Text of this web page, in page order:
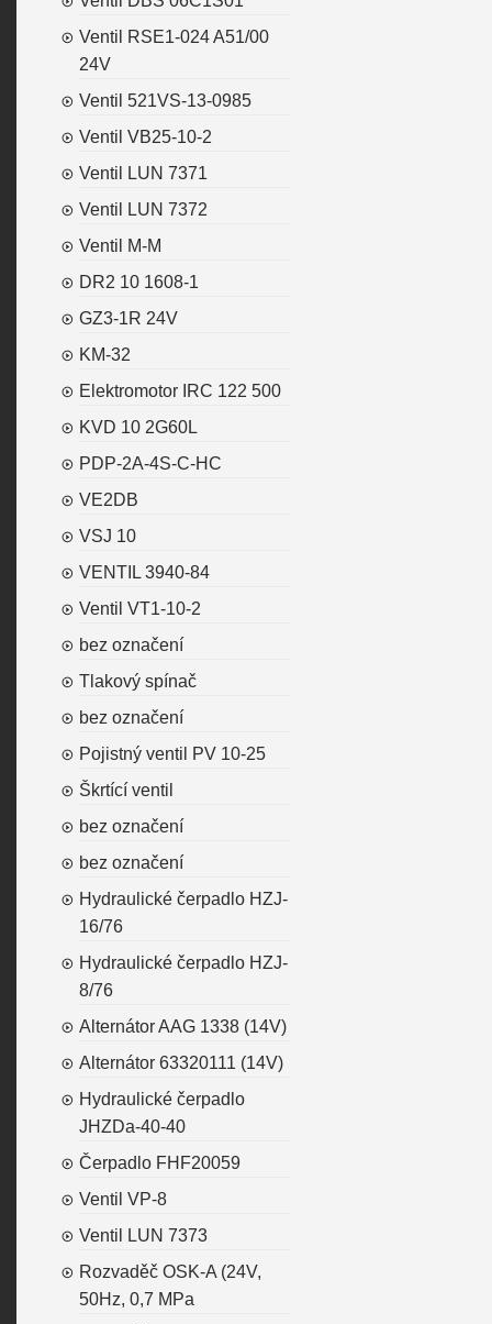
Ventil RSE1-024 A51/00
24V
Ventil 521VS-13-0985
Ventil VB25-10-2
Ventil LUN 7371
Ventil LUN 7372
Ventil M-M
DR2 10 1608-1
GZ3-1R 24V
KM-32
Elektromotor IRC 122 500
KVD 10 2G60L
PDP-2A-4S-C-HC
VE2DB
VSJ 10
VENTIL 3940-84
Ventil VT1-10-2
bez označení
Tlakový spínač
bez označení
Pojistný ventil PV 10-25
Škrtící ventil
bez označení
bez označení
Hydraulické čerpadlo HZJ-
16/76
Hydraulické čerpadlo HZJ-
8/76
Alternátor AAG 1338 (14V)
Alternátor 63320111 (14V)
Hydraulické čerpadlo
JHZDa-40-40
Čerpadlo FHF20059
Ventil VP-8
Ventil LUN 7373
Rozvaděč OSK-A (24V,
50Hz, 0,7 MPa